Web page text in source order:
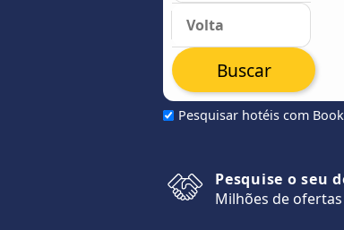
Pesquisar hotéis com
Buscar
Pesquise o seu
Milhões de